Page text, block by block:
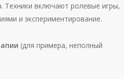
Техники включают ролевые игры,
и экспериментирование.
(для примера, неполный